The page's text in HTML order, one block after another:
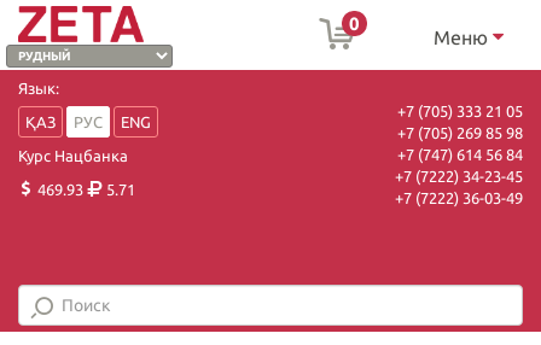
0
Меню
Язык:
ҚАЗ
РУС
ENG
Курс Нацбанка
469.93
5.71
+7 (705) 333 21 05
+7 (705) 269 85 98
+7 (747) 614 56 84
+7 (7222) 34-23-45
+7 (7222) 36-03-49